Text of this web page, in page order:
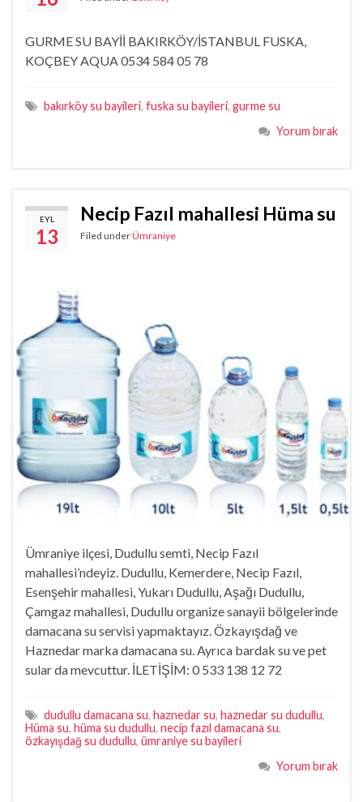
GURME SU BAYİİ BAKIRKÖY/İSTANBUL FUSKA,
KOÇBEY AQUA 0534 584 05 78
bakırköy su bayileri, fuska su bayileri, gurme su
Yorum bırak
EYL
13
Necip Fazıl mahallesi Hüma su
Filed underÜmraniye
Ümraniye ilçesi, Dudullu semti, Necip Fazıl
mahallesi’ndeyiz. Dudullu, Kemerdere, Necip Fazıl,
Esenşehir mahallesi, Yukarı Dudullu, Aşağı Dudullu,
Çamgaz mahallesi, Dudullu organize sanayii bölgelerinde
damacana su servisi yapmaktayız. Özkayışdağ ve
Haznedar marka damacana su. Ayrıca bardak su ve pet
sular da mevcuttur. İLETİŞİM: 0 533 138 12 72
dudullu damacana su, haznedar su, haznedar su dudullu,
Hüma su, hüma su dudullu, necip fazıl damacana su,
özkayışdağ su dudullu, ümraniye su bayileri
Yorum bırak